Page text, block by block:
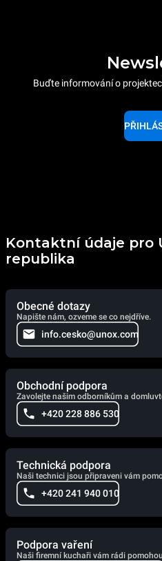
Buďte informování o
Kontaktní údaje pro
republika
Obecné dotazy
Napište nám, ozveme se co nejdříve.
info.cesko@unox.com
Obchodní podpora
Zavolejte našim odborníkům a
+420 228 886 530
Technická podpora
Naši technici jsou připraveni vám
+420 241 940 010
Podpora vaření
Naši firemní kuchaři vám rádi